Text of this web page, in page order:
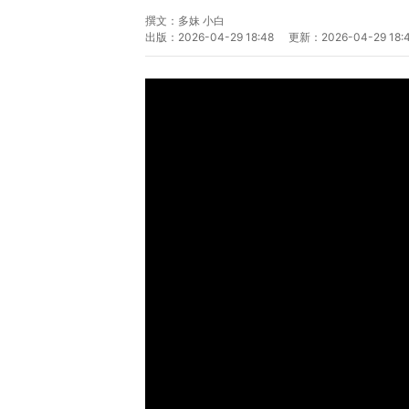
撰文： 多妹 小白
出版： 2026-04-29 18:48 更新： 2026-04-29